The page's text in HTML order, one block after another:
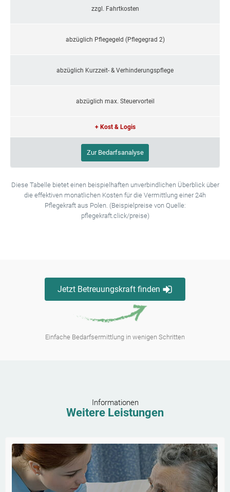
zzgl. Fahrtkosten
abzüglich Pflegegeld (Pflegegrad 2)
abzüglich Kurzzeit- & Verhinderungspflege
abzüglich max. Steuervorteil
+ Kost & Logis
Zur Bedarfsanalyse
Diese Tabelle bietet einen beispielhaften unverbindlichen Überblick über
die effektiven monatlichen Kosten für die Vermittlung einer 24h
Pflegekraft aus Polen. (Beispielpreise von Quelle:
pflegekraft.click/preise)
Jetzt Betreuungskraft finden
Einfache Bedarfsermittlung in wenigen Schritten
Informationen
Weitere Leistungen